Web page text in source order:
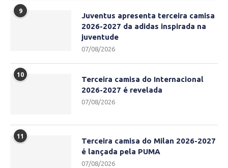
9
Juventus apresenta terceira camisa
2026-2027 da adidas inspirada na
juventude
07/08/2026
10
Terceira camisa do Internacional
2026-2027 é revelada
07/08/2026
11
Terceira camisa do Milan 2026-2027
é lançada pela PUMA
07/08/2026